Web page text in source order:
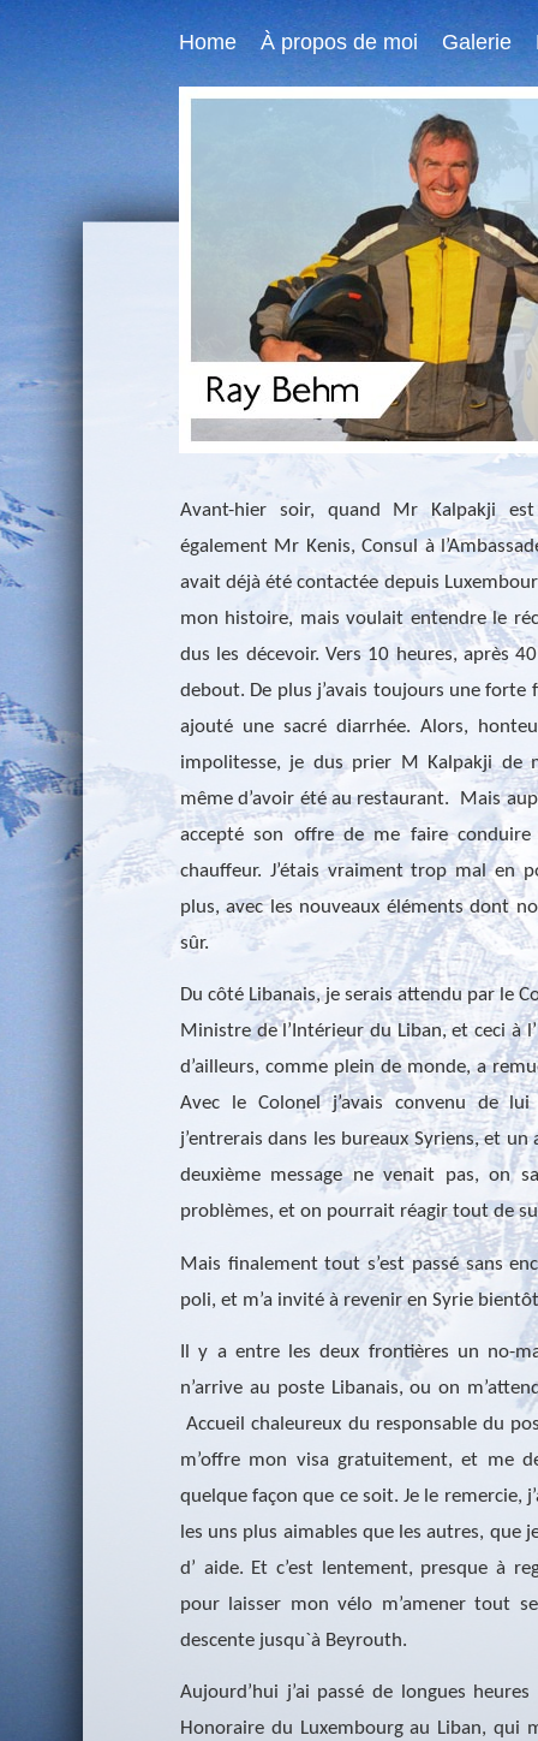
Home À propos de moi Galerie
Avant-hier soir, quand Mr Kalpakji
également Mr Kenis, Consul à
avait déjà été contactée depuis
mon histoire, mais voulait entendre le
dus les décevoir. Vers 10 heures, après
debout. De plus j’avais toujours une forte
ajouté une sacré diarrhée. Alors,
impolitesse, je dus prier M Kalpakji de
même d’avoir été au restaurant.
Mais
accepté son offre de me faire
chauffeur. J’étais vraiment trop mal
plus, avec les nouveaux éléments dont
sûr.
Du côté Libanais, je serais attendu par le
Ministre de l’Intérieur du Liban, et ceci à
d’ailleurs, comme plein de monde, a
Avec le Colonel j’avais convenu de
j’entrerais dans les bureaux Syriens, et
deuxième message ne venait pas, on
problèmes, et on pourrait réagir tout de
Mais finalement tout s’est passé sans
poli, et m’a invité à revenir en Syrie
Il y a entre les deux frontières un no-
n’arrive au poste Libanais, ou on
Accueil chaleureux du responsable du
m’offre mon visa gratuitement, et me
quelque façon que ce soit. Je le remercie,
les uns plus aimables que les autres, que
d’ aide. Et c’est lentement, presque à
pour laisser mon vélo m’amener tout
descente jusqu`à Beyrouth.
Aujourd’hui j’ai passé de longues
Honoraire du Luxembourg au Liban, qui